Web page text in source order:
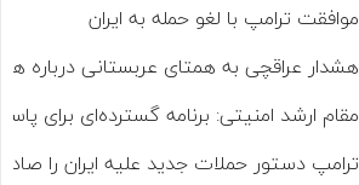
موافقت ترامپ با لغو حمله به ایران
هشدار عراقچی به همتای عربستانی درباره
مقام ارشد امنیتی: برنامه گسترده‌ای برای پاسخ
ترامپ دستور حملات جدید علیه ایران را صادر